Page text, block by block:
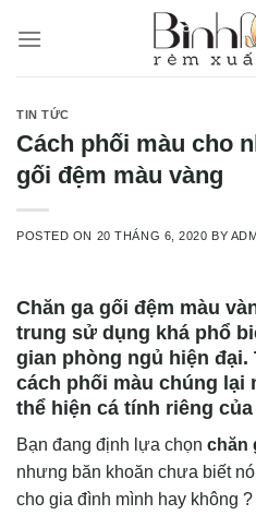
TIN TỨC
Cách phối màu cho
gối đệm màu vàng
POSTED ON 20 THÁNG 6, 2020 BY
Chăn ga gối đệm màu
trung sử dụng khá phổ
gian phòng ngủ hiện đại.
cách phối màu chúng lại
thể hiện cá tính riêng
Bạn đang định lựa chọn chăn
nhưng băn khoăn chưa biết
cho gia đình mình hay không